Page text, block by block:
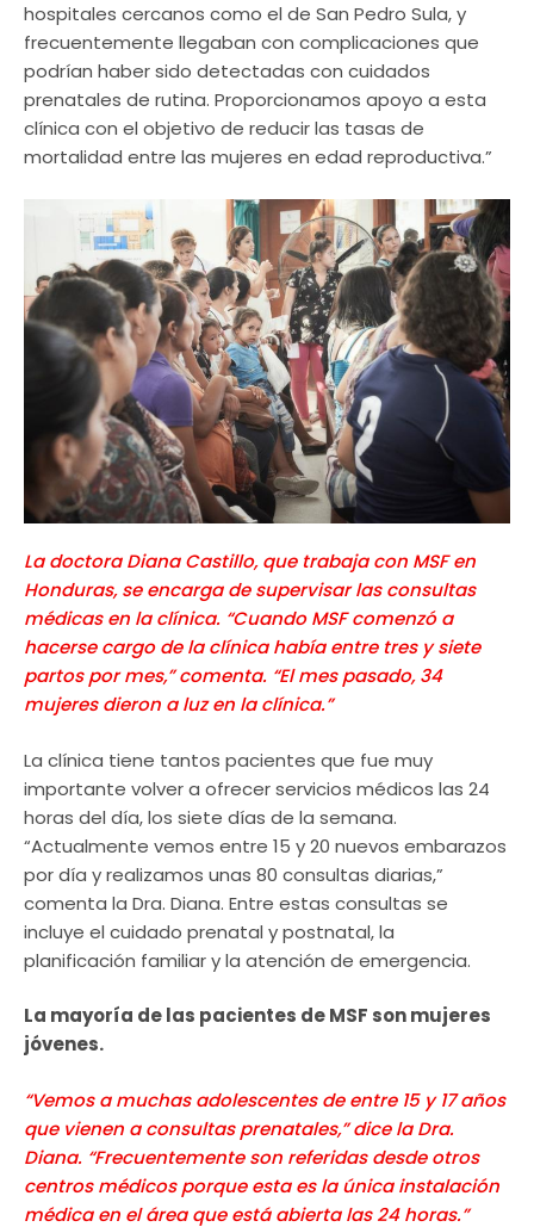
hospitales cercanos como el de San Pedro Sula, y
frecuentemente llegaban con complicaciones que
podrían haber sido detectadas con cuidados
prenatales de rutina. Proporcionamos apoyo a esta
clínica con el objetivo de reducir las tasas de
mortalidad entre las mujeres en edad reproductiva.”
La doctora Diana Castillo, que trabaja con MSF en
Honduras, se encarga de supervisar las consultas
médicas en la clínica. “Cuando MSF comenzó a
hacerse cargo de la clínica había entre tres y siete
partos por mes,” comenta. “El mes pasado, 34
mujeres dieron a luz en la clínica.”
La clínica tiene tantos pacientes que fue muy
importante volver a ofrecer servicios médicos las 24
horas del día, los siete días de la semana.
“Actualmente vemos entre 15 y 20 nuevos embarazos
por día y realizamos unas 80 consultas diarias,”
comenta la Dra. Diana. Entre estas consultas se
incluye el cuidado prenatal y postnatal, la
planificación familiar y la atención de emergencia.
La mayoría de las pacientes de MSF son mujeres
jóvenes.
“Vemos a muchas adolescentes de entre 15 y 17 años
que vienen a consultas prenatales,” dice la Dra.
Diana. “Frecuentemente son referidas desde otros
centros médicos porque esta es la única instalación
médica en el área que está abierta las 24 horas.”